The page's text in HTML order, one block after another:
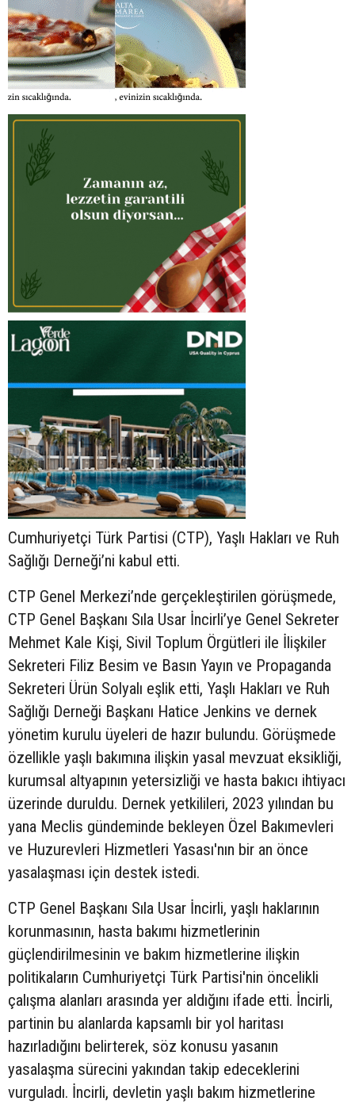
Cumhuriyetçi Türk Partisi (CTP), Yaşlı Hakları ve Ruh
Sağlığı Derneği’ni kabul etti.
CTP Genel Merkezi’nde gerçekleştirilen görüşmede,
CTP Genel Başkanı Sıla Usar İncirli’ye Genel Sekreter
Mehmet Kale Kişi, Sivil Toplum Örgütleri ile İlişkiler
Sekreteri Filiz Besim ve Basın Yayın ve Propaganda
Sekreteri Ürün Solyalı eşlik etti, Yaşlı Hakları ve Ruh
Sağlığı Derneği Başkanı Hatice Jenkins ve dernek
yönetim kurulu üyeleri de hazır bulundu. Görüşmede
özellikle yaşlı bakımına ilişkin yasal mevzuat eksikliği,
kurumsal altyapının yetersizliği ve hasta bakıcı ihtiyacı
üzerinde duruldu. Dernek yetkilileri, 2023 yılından bu
yana Meclis gündeminde bekleyen Özel Bakımevleri
ve Huzurevleri Hizmetleri Yasası'nın bir an önce
yasalaşması için destek istedi.
CTP Genel Başkanı Sıla Usar İncirli, yaşlı haklarının
korunmasının, hasta bakımı hizmetlerinin
güçlendirilmesinin ve bakım hizmetlerine ilişkin
politikaların Cumhuriyetçi Türk Partisi'nin öncelikli
çalışma alanları arasında yer aldığını ifade etti. İncirli,
partinin bu alanlarda kapsamlı bir yol haritası
hazırladığını belirterek, söz konusu yasanın
yasalaşma sürecini yakından takip edeceklerini
vurguladı. İncirli, devletin yaşlı bakım hizmetlerine